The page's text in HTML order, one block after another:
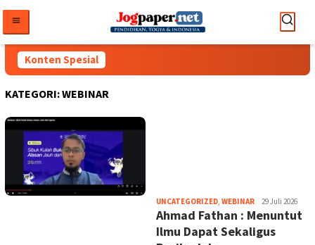
konten
Konten Spesial
KATEGORI:WEBINAR
UNCATEGORIZED, WEBINARHeri
Purwata
29 Juli 2026
Ahmad Fathan : Menuntut
Ilmu Dapat Sekaligus